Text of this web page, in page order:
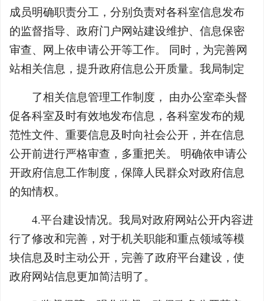
成员明确职责分工，分别负责对各科室信息发布
的监督指导、政府门户网站建设维护、信息保密
审查、网上依申请公开等工作。 同时，为完善网
站相关信息，提升政府信息公开质量。我局制定
了相关信息管理工作制度， 由办公室牵头督
促各科室及时有效地发布信息，各科室发布的规
范性文件、重要信息及时向社会公开，并在信息
公开前进行严格审查，多重把关。 明确依申请公
开政府信息工作制度，保障人民群众对政府信息
的知情权。
4.平台建设情况。我局对政府网站公开内容进
行了修改和完善，对于机关职能和重点领域等模
块信息及时主动公开，完善了政府平台建设，使
政府网站信息更加简洁明了。